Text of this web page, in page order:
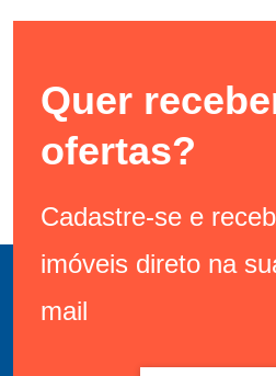
Quer
ofertas?
Cadastre-se e
imóveis direto na
mail